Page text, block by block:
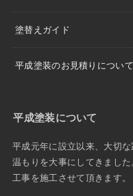
塗替えガイド
平成塗装のお見積りについて
平成塗装について
平成元年に設立以来、大切
温もりを大事にしてきまし
工事を施工させて頂きます。